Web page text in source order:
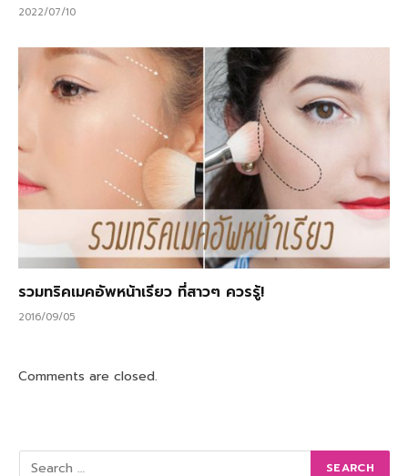
2022/07/10
รวมทริคเมคอัพหน้าเรียว ที่สาวๆ ควรรู้!
2016/09/05
Comments are closed.